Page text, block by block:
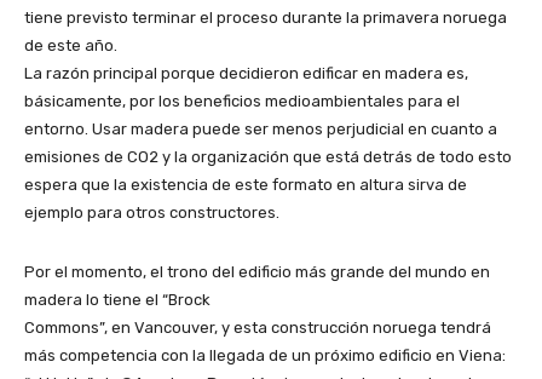
tiene previsto terminar el proceso durante la primavera noruega
de este año.
La razón principal porque decidieron edificar en madera es,
básicamente, por los beneficios medioambientales para el
entorno. Usar madera puede ser menos perjudicial en cuanto a
emisiones de CO2 y la organización que está detrás de todo esto
espera que la existencia de este formato en altura sirva de
ejemplo para otros constructores.
Por el momento, el trono del edificio más grande del mundo en
madera lo tiene el “Brock
Commons”, en Vancouver, y esta construcción noruega tendrá
más competencia con la llegada de un próximo edificio en Viena: